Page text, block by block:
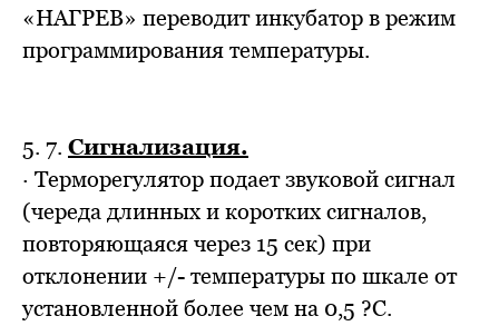
«НАГРЕВ» переводит инкубатор в режим
программирования температуры.
5. 7. Сигнализация.
· Терморегулятор подает звуковой сигнал
(череда длинных и коротких сигналов,
повторяющаяся через 15 сек) при
отклонении +/- температуры по шкале от
установленной более чем на 0,5 ?С.